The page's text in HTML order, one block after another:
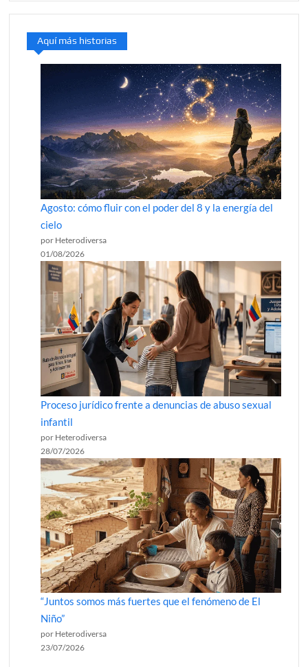
Aquí más historias
Agosto: cómo fluir con el poder del 8 y la energía del
cielo
por Heterodiversa
01/08/2026
Proceso jurídico frente a denuncias de abuso sexual
infantil
por Heterodiversa
28/07/2026
“Juntos somos más fuertes que el fenómeno de El
Niño”
por Heterodiversa
23/07/2026